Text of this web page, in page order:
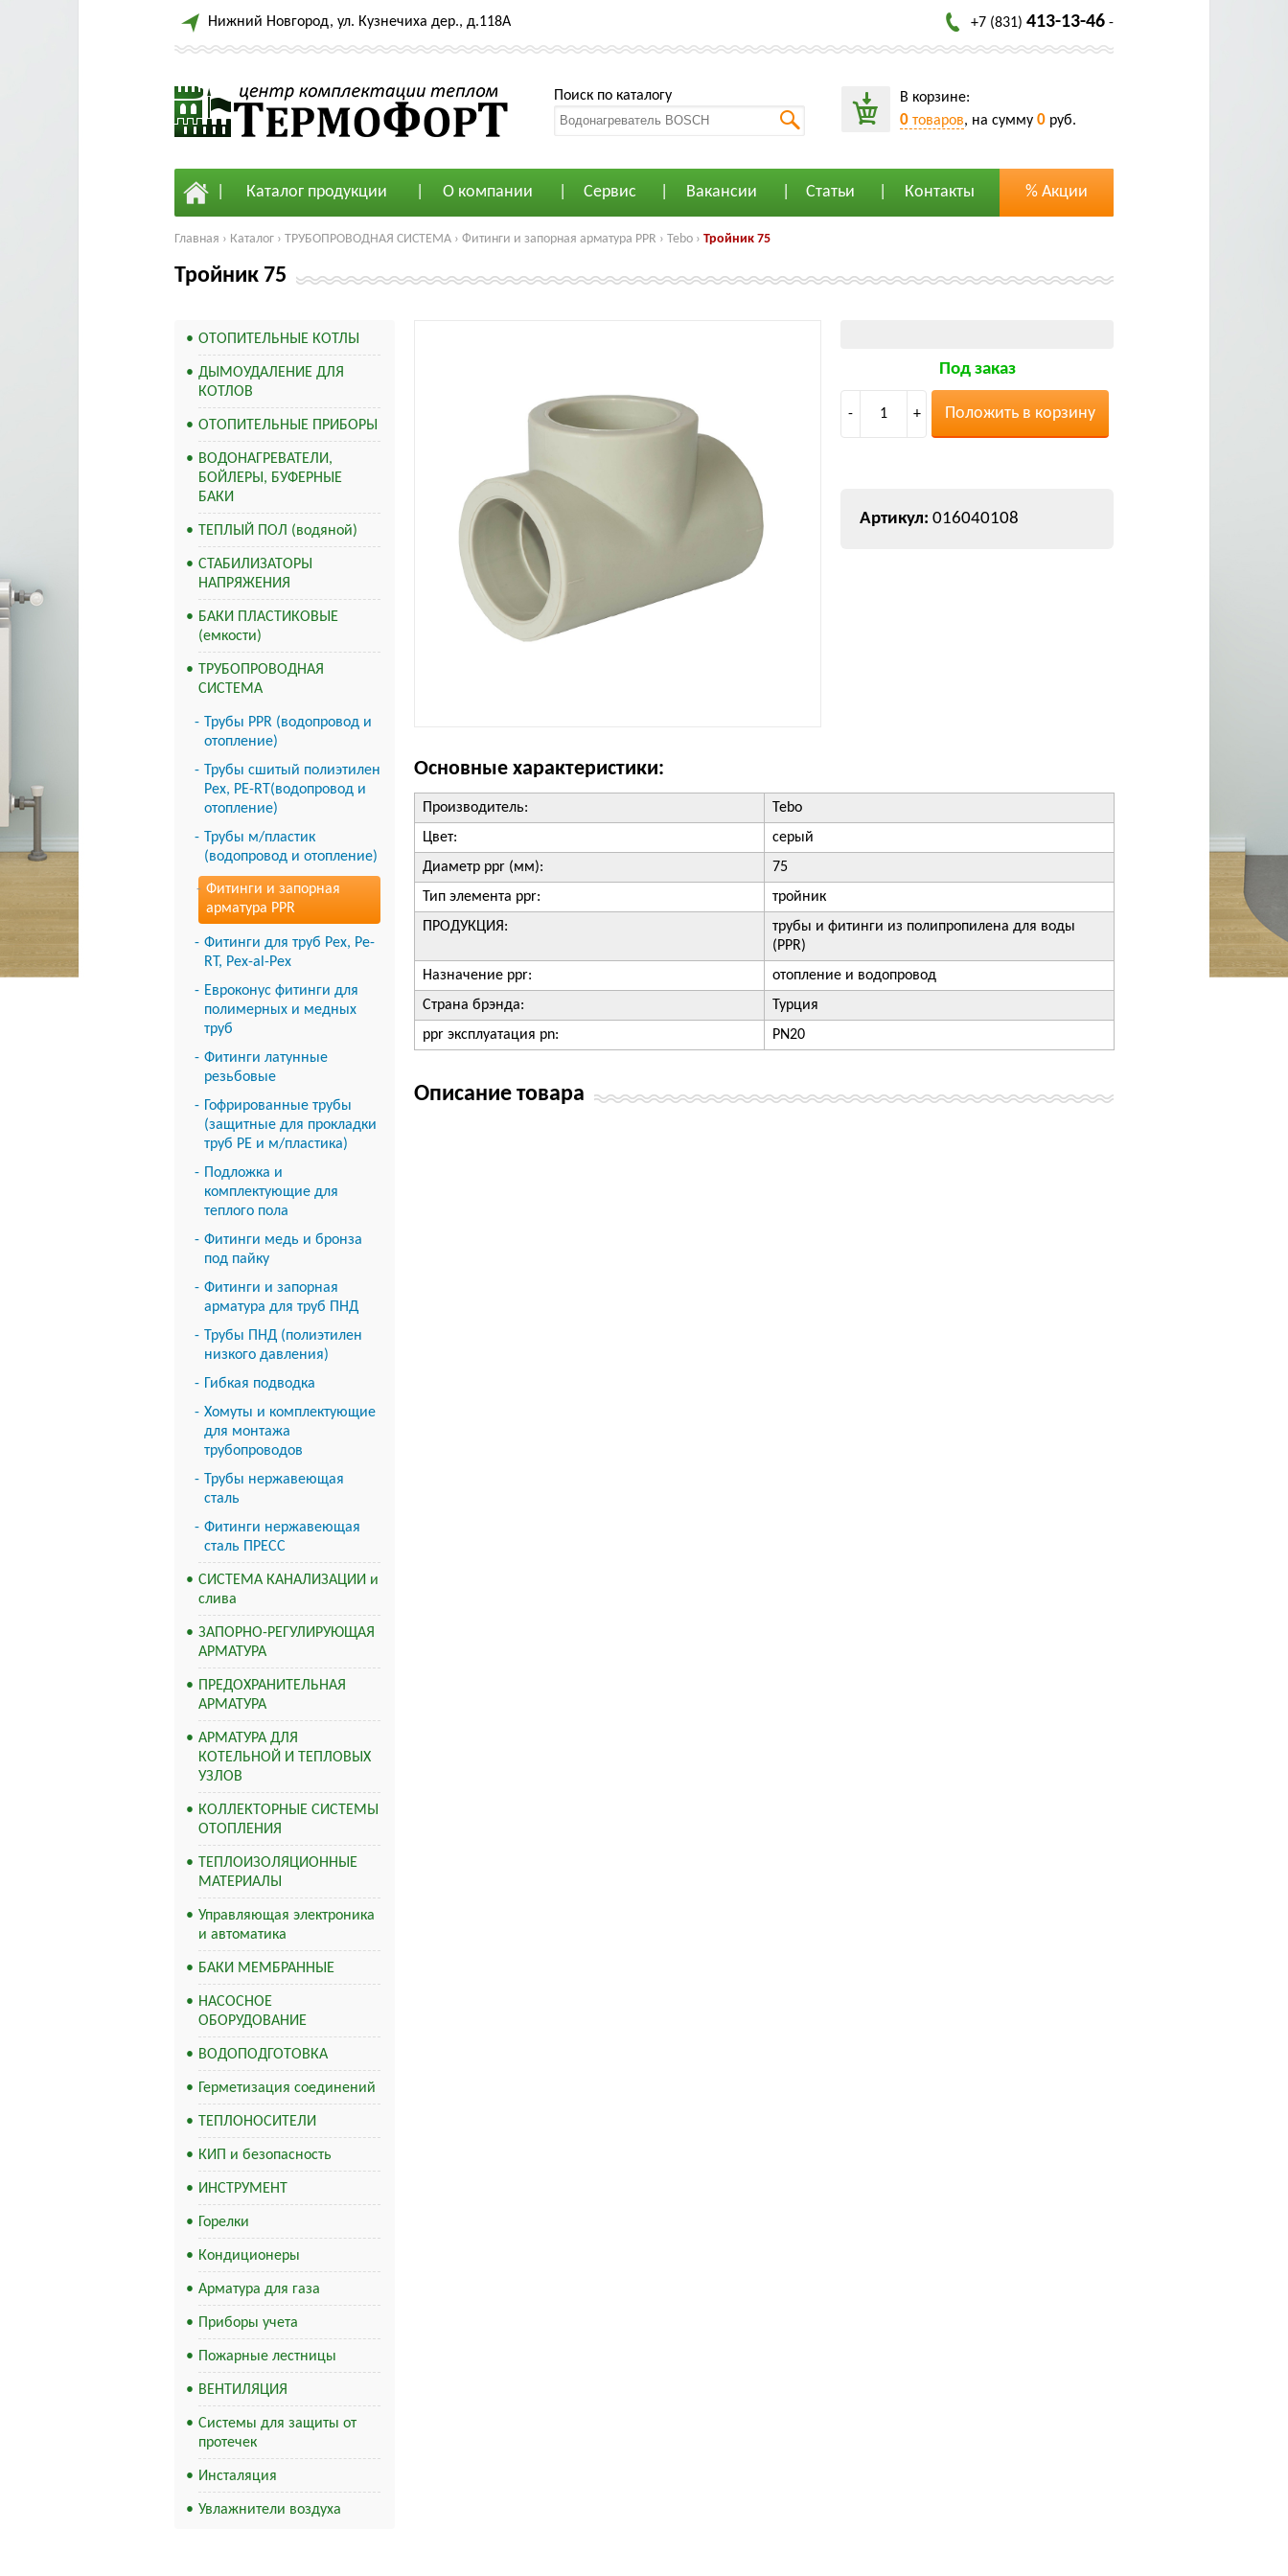
Нижний Новгород, ул. Кузнечиха дер., д.118А +7 (831) 413-13-46 -
Поиск по каталогу В корзине:
0 товаров, на сумму 0 руб.
Каталог продукции О компании Сервис Вакансии Статьи Контакты % Акции
Главная › Каталог › ТРУБОПРОВОДНАЯ СИСТЕМА › Фитинги и запорная арматура PPR › Tebo › Тройник 75
Тройник 75
ОТОПИТЕЛЬНЫЕ КОТЛЫ
ДЫМОУДАЛЕНИЕ ДЛЯ
КОТЛОВ
ОТОПИТЕЛЬНЫЕ ПРИБОРЫ
ВОДОНАГРЕВАТЕЛИ,
БОЙЛЕРЫ, БУФЕРНЫЕ
БАКИ
ТЕПЛЫЙ ПОЛ (водяной)
СТАБИЛИЗАТОРЫ
НАПРЯЖЕНИЯ
БАКИ ПЛАСТИКОВЫЕ
(емкости)
ТРУБОПРОВОДНАЯ
СИСТЕМА
Трубы PPR (водопровод и
отопление)
Трубы сшитый полиэтилен
Pex, PE-RT(водопровод и
отопление)
Трубы м/пластик
(водопровод и отопление)
Фитинги и запорная
арматура PPR
Фитинги для труб Pex, Pe-
RT, Pex-al-Pex
Евроконус фитинги для
полимерных и медных
труб
Фитинги латунные
резьбовые
Гофрированные трубы
(защитные для прокладки
труб PE и м/пластика)
Подложка и
комплектующие для
теплого пола
Фитинги медь и бронза
под пайку
Фитинги и запорная
арматура для труб ПНД
Трубы ПНД (полиэтилен
низкого давления)
Гибкая подводка
Хомуты и комплектующие
для монтажа
трубопроводов
Трубы нержавеющая
сталь
Фитинги нержавеющая
сталь ПРЕСС
СИСТЕМА КАНАЛИЗАЦИИ и
слива
ЗАПОРНО-РЕГУЛИРУЮЩАЯ
АРМАТУРА
ПРЕДОХРАНИТЕЛЬНАЯ
АРМАТУРА
АРМАТУРА ДЛЯ
КОТЕЛЬНОЙ И ТЕПЛОВЫХ
УЗЛОВ
КОЛЛЕКТОРНЫЕ СИСТЕМЫ
ОТОПЛЕНИЯ
ТЕПЛОИЗОЛЯЦИОННЫЕ
МАТЕРИАЛЫ
Управляющая электроника
и автоматика
БАКИ МЕМБРАННЫЕ
НАСОСНОЕ
ОБОРУДОВАНИЕ
ВОДОПОДГОТОВКА
Герметизация соединений
ТЕПЛОНОСИТЕЛИ
КИП и безопасность
ИНСТРУМЕНТ
Горелки
Кондиционеры
Арматура для газа
Приборы учета
Пожарные лестницы
ВЕНТИЛЯЦИЯ
Системы для защиты от
протечек
Инсталяция
Увлажнители воздуха
Под заказ
- 1 + Положить в корзину
016040108
Основные характеристики:
Производитель:
Tebo
Цвет:
серый
Диаметр ppr (мм):
75
Тип элемента ppr:
тройник
ПРОДУКЦИЯ:
трубы и фитинги из полипропилена для воды
(PPR)
Назначение ppr:
отопление и водопровод
Страна брэнда:
Турция
ppr эксплуатация pn:
PN20
Описание товара